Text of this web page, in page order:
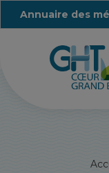
Annuaire des